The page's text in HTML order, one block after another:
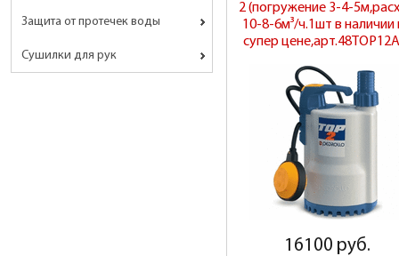
Защита от протечек воды
Сушилки для рук
2 (погружение 3-4-
10-8-6м³/ч.1шт в наличии
супер
16100 руб.